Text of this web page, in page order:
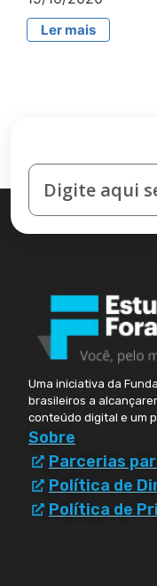
Ler mais
Uma iniciativa da
brasileiros a
conteúdo digital e um
Sobre
Parcerias
Política de
Política de